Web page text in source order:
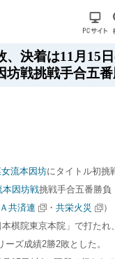
、決着は11月15
坊戦挑戦手合五番
流本因坊にタイトル初挑
本因坊戦挑戦手合五番勝負
Ａ共済連 ・ 共栄火災
）
棋院東京本院」で打たれ
ズ成績2勝2敗とした。